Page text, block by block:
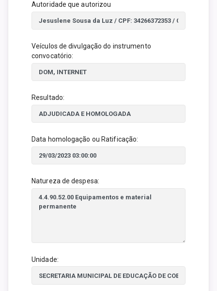
Autoridade que autorizou
Veículos de divulgação do instrumento
convocatório:
Resultado:
Data homologação ou Ratificação:
Natureza de despesa:
Unidade: